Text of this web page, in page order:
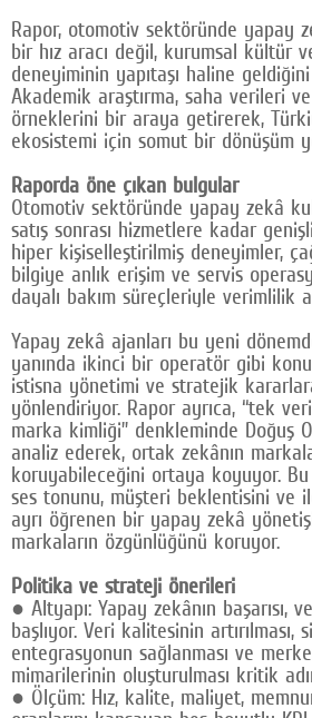
Rapor, otomotiv sektöründe yapay
bir hız aracı değil, kurumsal kültür
deneyiminin yapıtaşı haline
Akademik araştırma, saha verileri
örneklerini bir araya getirerek,
ekosistemi için somut bir dönüşüm
Raporda öne çıkan bulgular
Otomotiv sektöründe yapay zekâ
satış sonrası hizmetlere kadar
hiper kişiselleştirilmiş deneyimler,
bilgiye anlık erişim ve servis
dayalı bakım süreçleriyle verimlilik
Yapay zekâ ajanları bu yeni
yanında ikinci bir operatör gibi
istisna yönetimi ve stratejik
yönlendiriyor. Rapor ayrıca, “tek
marka kimliği” denkleminde Doğuş
analiz ederek, ortak zekânın
koruyabileceğini ortaya koyuyor. Bu
ses tonunu, müşteri beklentisini ve
ayrı öğrenen bir yapay zekâ
markaların özgünlüğünü koruyor.
Politika ve strateji önerileri
● Altyapı: Yapay zekânın başarısı,
başlıyor. Veri kalitesinin artırılması,
entegrasyonun sağlanması ve
mimarilerinin oluşturulması kritik
● Ölçüm: Hız, kalite, maliyet,